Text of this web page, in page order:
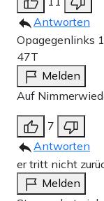
Antworten
Opagegenlinks
47T
Melden
Auf
7
Antworten
er tritt nicht
Melden